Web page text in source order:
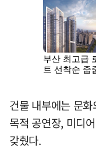
건물 내부에는 문
목적 공연장, 미디
갖췄다.